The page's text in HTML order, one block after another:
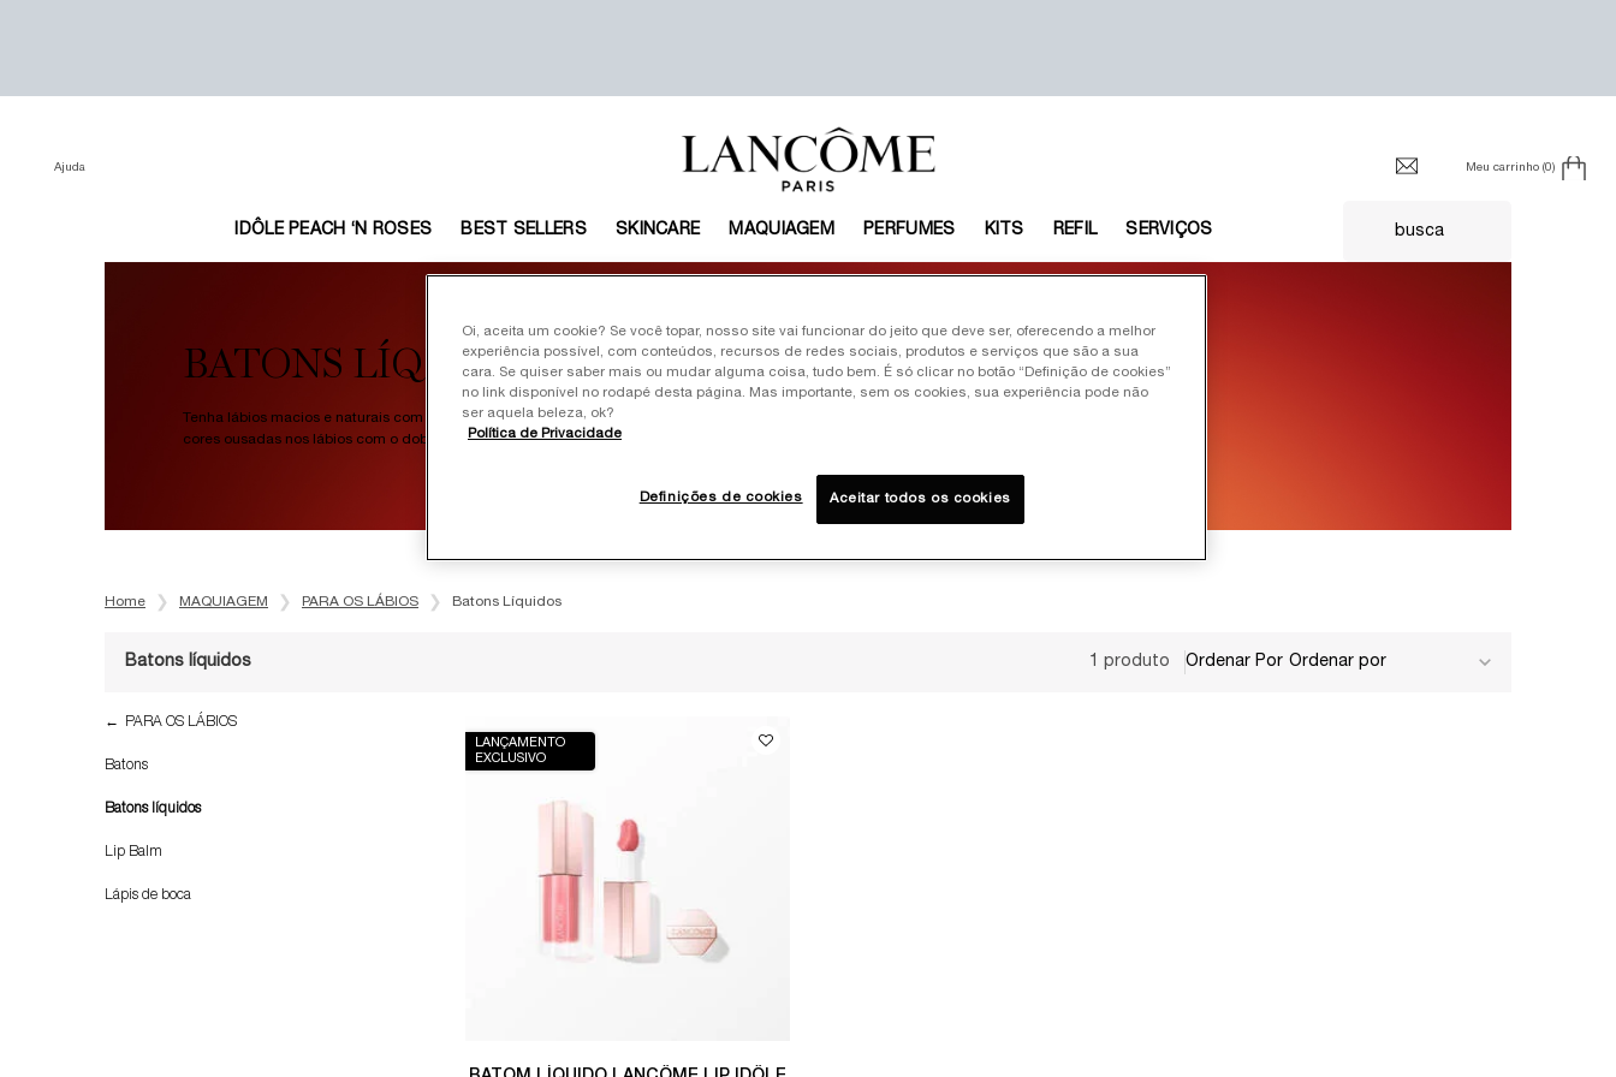
Ajuda Meu carrinho 0
0 product in cart
IDÔLE PEACH ‘N ROSES BEST SELLERS SKINCARE MAQUIAGEM PERFUMES KITS REFIL SERVIÇOS busca
BATONS LÍQUIDOS
Tenha lábios macios e naturais com efeitos que não ressecam. Apaixone-se pelas
cores ousadas nos lábios com o dobro de pigmentação de um batom clássico.
Home MAQUIAGEM PARA OS LÁBIOS Batons Líquidos
Batons líquidos 1 produto Ordenar Por
Refinements menu
Batons líquidos
PARA OS LÁBIOS
Batons
Batons líquidos
Lip Balm
Lápis de boca
LANÇAMENTO
EXCLUSIVO
Oi, aceita um cookie? Se você topar, nosso site vai funcionar do jeito que deve ser, oferecendo a melhor
experiência possível, com conteúdos, recursos de redes sociais, produtos e serviços que são a sua
cara. Se quiser saber mais ou mudar alguma coisa, tudo bem. É só clicar no botão “Definição de cookies”
no link disponível no rodapé desta página. Mas importante, sem os cookies, sua experiência pode não
ser aquela beleza, ok?
Política de Privacidade
Definições de cookies Aceitar todos os cookies